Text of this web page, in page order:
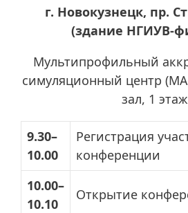
г. Новокузнецк, пр.
(здание НГИУВ-
Мультипрофильный
симуляционный центр
зал, 1 этаж
9.30–
10.00
Регистрация
конференции
10.00–
10.10
Открытие